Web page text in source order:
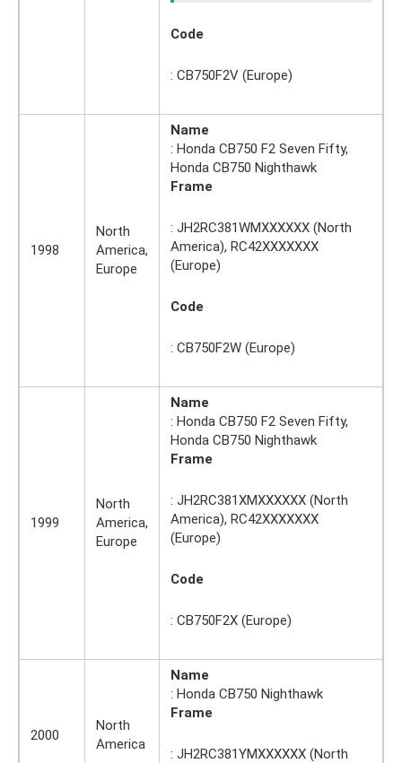
Code
: CB750F2V (Europe)
1998
North
America,
Europe
Name
: Honda CB750 F2 Seven Fifty,
Honda CB750 Nighthawk
Frame
: JH2RC381WMXXXXXX (North
America), RC42XXXXXXX
(Europe)
Code
: CB750F2W (Europe)
1999
North
America,
Europe
Name
: Honda CB750 F2 Seven Fifty,
Honda CB750 Nighthawk
Frame
: JH2RC381XMXXXXXX (North
America), RC42XXXXXXX
(Europe)
Code
: CB750F2X (Europe)
2000
North
America
Name
: Honda CB750 Nighthawk
Frame
: JH2RC381YMXXXXXX (North